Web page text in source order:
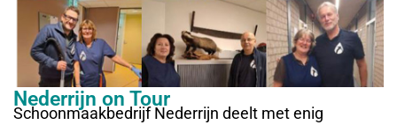
Nederrijn on Tour
Schoonmaakbedrijf Nederrijn deelt met enig